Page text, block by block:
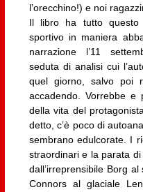
l’orecchino!) e noi
Il libro ha tutto
sportivo in maniera
narrazione l’11
seduta di analisi cui
quel giorno, salvo poi
accadendo. Vorrebbe e
della vita del
detto, c’è poco di
sembrano edulcorate. I
straordinari e la parata
dall’irreprensibile Borg
Connors al glaciale